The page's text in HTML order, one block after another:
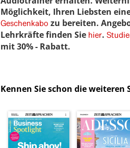
Möglichkeit, Ihren Liebsten
Geschenkabo zu bereiten.
Lehrkräfte finden Sie hier.
mit 30% - Rabatt.
Kennen Sie schon die weiteren